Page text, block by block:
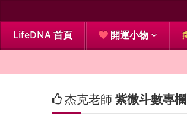
LifeDNA 首頁 開運小物
杰克老師 紫微斗數專欄